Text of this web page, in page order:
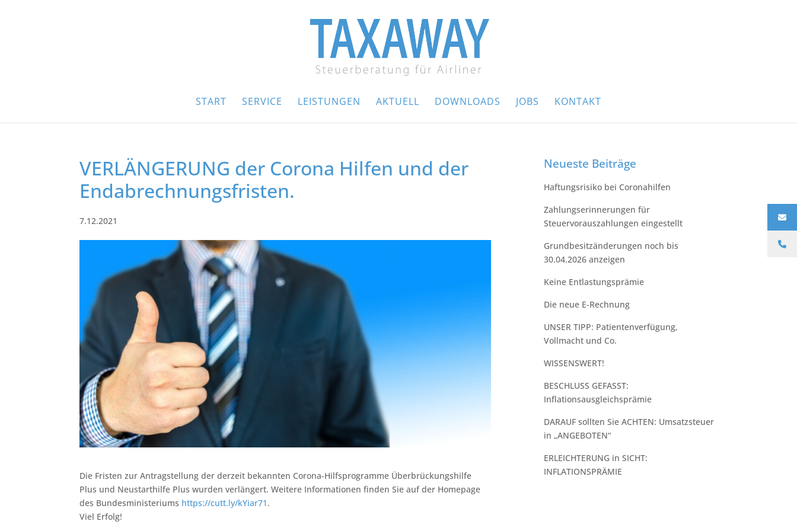
START SERVICE LEISTUNGEN AKTUELL DOWNLOADS JOBS KONTAKT
VERLÄNGERUNG der Corona Hilfen und der
Endabrechnungsfristen.
7.12.2021
Die Fristen zur Antragstellung der derzeit bekannten Corona-Hilfsprogramme Überbrückungshilfe
Plus und Neustarthilfe Plus wurden verlängert. Weitere Informationen finden Sie auf der Homepage
des Bundesministeriums https://cutt.ly/kYiar71.
Viel Erfolg!
Neueste Beiträge
Haftungsrisiko bei Coronahilfen
Zahlungserinnerungen für
Steuervorauszahlungen eingestellt
Grundbesitzänderungen noch bis
30.04.2026 anzeigen
Keine Entlastungsprämie
Die neue E-Rechnung
UNSER TIPP:⁠ Patientenverfügung,
Vollmacht und Co.⁠
WISSENSWERT!
BESCHLUSS GEFASST:
Inflationsausgleichsprämie
DARAUF sollten Sie ACHTEN: Umsatzsteuer
in „ANGEBOTEN“
ERLEICHTERUNG in SICHT:
INFLATIONSPRÄMIE